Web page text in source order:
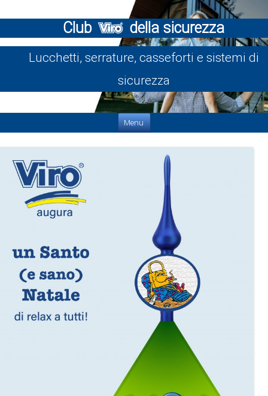
Club della sicurezza
Lucchetti, serrature, casseforti e sistemi di
sicurezza
Menu